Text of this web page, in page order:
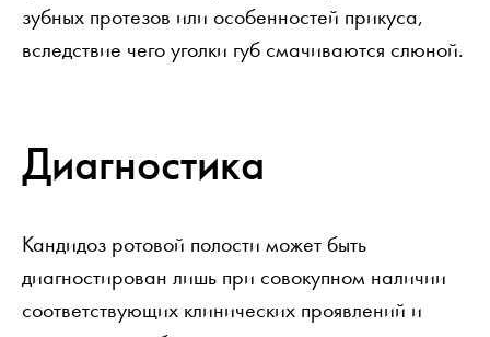
зубных протезов или особенностей прикуса,
вследствие чего уголки губ смачиваются слюной.
Диагностика
Кандидоз ротовой полости может быть
диагностирован лишь при совокупном наличии
соответствующих клинических проявлений и